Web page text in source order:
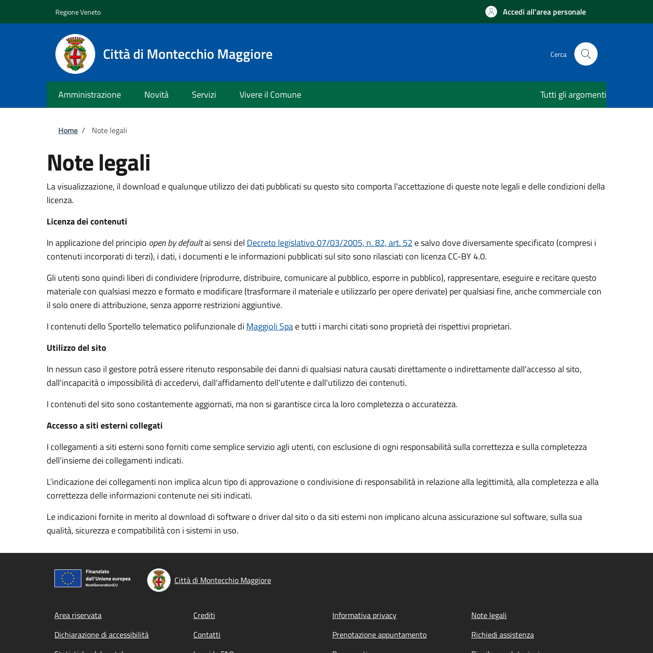
Regione Veneto Accedi all'area personale
Città di Montecchio Maggiore Cerca
Amministrazione Novità Servizi Vivere il Comune Tutti gli argomenti
Briciole di pane
Home / Note legali
Note legali
La visualizzazione, il download e qualunque utilizzo dei dati pubblicati su questo sito comporta l'accettazione di queste note legali e delle condizioni della
licenza.
Licenza dei contenuti
In applicazione del principio open by defaultai sensi del Decreto legislativo 07/03/2005, n. 82, art. 52 e salvo dove diversamente specificato (compresi i
contenuti incorporati di terzi), i dati, i documenti e le informazioni pubblicati sul sito sono rilasciati con licenza CC-BY 4.0.
Gli utenti sono quindi liberi di condividere (riprodurre, distribuire, comunicare al pubblico, esporre in pubblico), rappresentare, eseguire e recitare questo
materiale con qualsiasi mezzo e formato e modificare (trasformare il materiale e utilizzarlo per opere derivate) per qualsiasi fine, anche commerciale con
il solo onere di attribuzione, senza apporre restrizioni aggiuntive.
I contenuti dello Sportello telematico polifunzionaledi Maggioli Spae tutti i marchi citati sono proprietà dei rispettivi proprietari.
Utilizzo del sito
In nessun caso il gestore potrà essere ritenuto responsabile dei danni di qualsiasi natura causati direttamente o indirettamente dall'accesso al sito,
dall'incapacità o impossibilità di accedervi, dall'affidamento dell'utente e dall'utilizzo dei contenuti.
I contenuti del sito sono costantemente aggiornati, ma non si garantisce circa la loro completezza o accuratezza.
Accesso a siti esterni collegati
I collegamenti a siti esterni sono forniti come semplice servizio agli utenti, con esclusione di ogni responsabilità sulla correttezza e sulla completezza
dell’insieme dei collegamenti indicati.
L’indicazione dei collegamenti non implica alcun tipo di approvazione o condivisione di responsabilità in relazione alla legittimità, alla completezza e alla
correttezza delle informazioni contenute nei siti indicati.
Le indicazioni fornite in merito al download di software o driver dal sito o da siti esterni non implicano alcuna assicurazione sul software, sulla sua
qualità, sicurezza e compatibilità con i sistemi in uso.
Città di Montecchio Maggiore
Footer menu
Area riservata Crediti Informativa privacy
Note legali
Dichiarazione di accessibilità
Contatti Prenotazione appuntamento
Richiedi assistenza